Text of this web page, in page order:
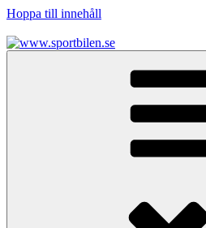
Hoppa till innehåll